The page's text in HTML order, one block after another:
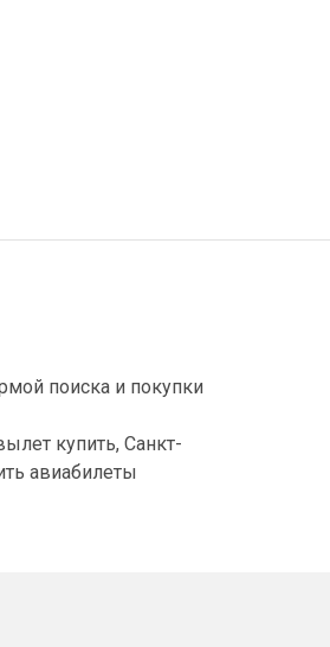
поиска и покупки
купить, Санкт-
авиабилеты